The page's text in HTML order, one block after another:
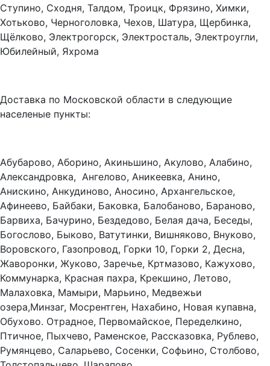
Ступино, Сходня, Талдом, Троицк, Фрязино, Химки,
Хотьково, Черноголовка, Чехов, Шатура, Щербинка,
Щёлково, Электрогорск, Электросталь, Электроугли,
Юбилейный, Яхрома
Доставка по Московской области в следующие
населеные пункты:
Абубарово, Аборино, Акиньшино, Акулово, Алабино,
Александровка, Ангелово, Аникеевка, Анино,
Анискино, Анкудиново, Аносино, Архангельское,
Афинеево, Байбаки, Баковка, Балобаново, Бараново,
Барвиха, Бачурино, Бездедово, Белая дача, Беседы,
Богослово, Быково, Ватутинки, Вишняково, Внуково,
Воровского, Газопровод, Горки 10, Горки 2, Десна,
Жаворонки, Жуково, Заречье, Кртмазово, Кажухово,
Коммунарка, Красная пахра, Крекшино, Летово,
Малаховка, Мамыри, Марьино, Медвежьи
озера,Минзаг, Мосрентген, Нахабино, Новая купавна,
Обухово. Отрадное, Первомайское, Переделкино,
Птичное, Пыхчево, Раменское, Рассказовка, Рублево,
Румянцево, Саларьево, Сосенки, Софьино, Столбово,